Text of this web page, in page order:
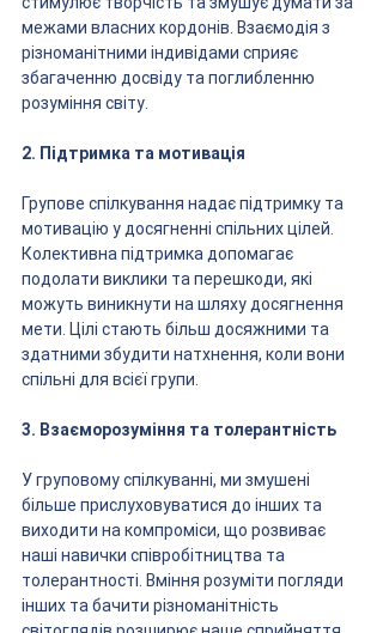
межами власних кордонів. Взаємодія з
різноманітними індивідами сприяє
збагаченню досвіду та поглибленню
розуміння світу.
2. Підтримка та мотивація
Групове спілкування надає підтримку та
мотивацію у досягненні спільних цілей.
Колективна підтримка допомагає
подолати виклики та перешкоди, які
можуть виникнути на шляху досягнення
мети. Цілі стають більш досяжними та
здатними збудити натхнення, коли вони
спільні для всієї групи.
3. Взаєморозуміння та толерантність
У груповому спілкуванні, ми змушені
більше прислуховуватися до інших та
виходити на компроміси, що розвиває
наші навички співробітництва та
толерантності. Вміння розуміти погляди
інших та бачити різноманітність